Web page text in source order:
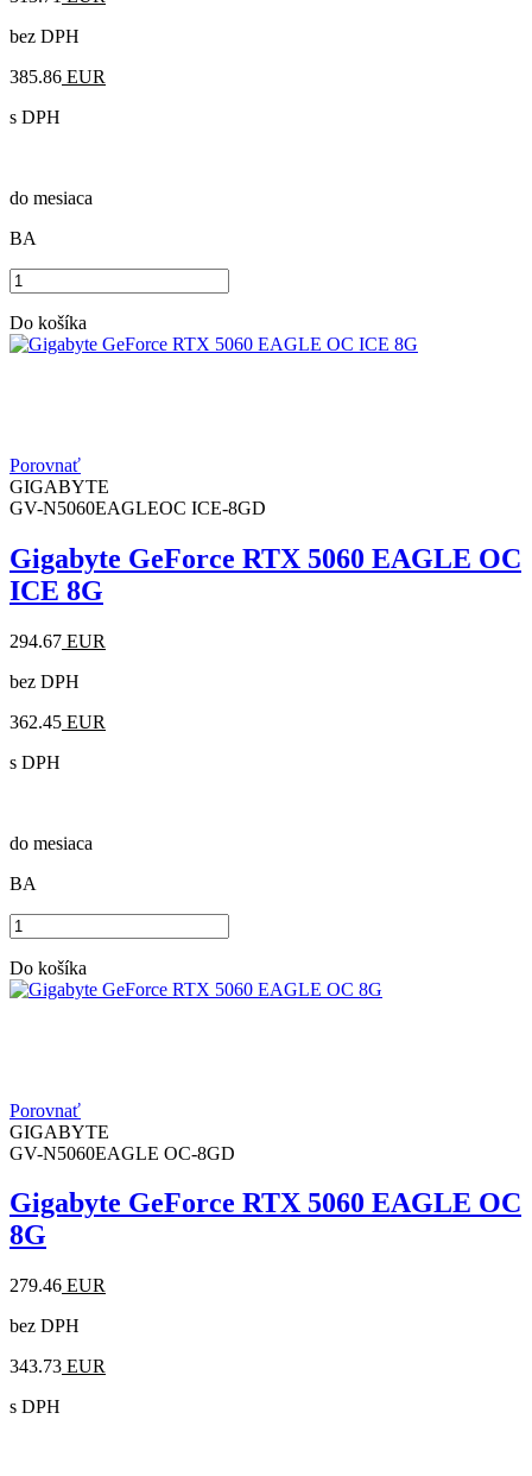
bez DPH
385.86 EUR
s DPH
do mesiaca
BA
Do košíka
Porovnať
GIGABYTE
GV-N5060EAGLEOC ICE-8GD
Gigabyte GeForce RTX 5060 EAGLE OC
ICE 8G
294.67 EUR
bez DPH
362.45 EUR
s DPH
do mesiaca
BA
Do košíka
Porovnať
GIGABYTE
GV-N5060EAGLE OC-8GD
Gigabyte GeForce RTX 5060 EAGLE OC
8G
279.46 EUR
bez DPH
343.73 EUR
s DPH